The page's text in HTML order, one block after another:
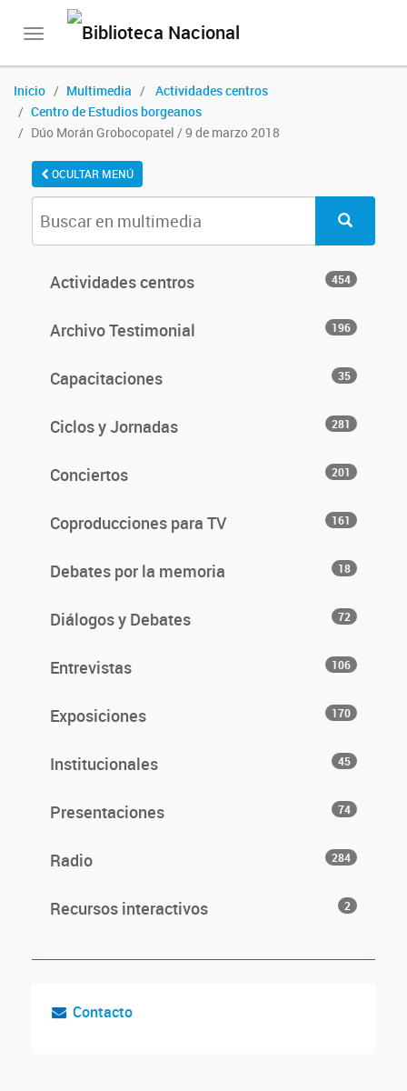
Toggle
Inicio Multimedia
Actividades centros
Centro de Estudios borgeanos
Dúo Morán Grobocopatel / 9 de marzo 2018
OCULTAR MENÚ
Actividades centros 454
Archivo Testimonial 196
Capacitaciones 35
Ciclos y Jornadas 281
Conciertos 201
Coproducciones para TV 161
Debates por la memoria 18
Diálogos y Debates 72
Entrevistas 106
Exposiciones 170
Institucionales 45
Presentaciones 74
Radio 284
Recursos interactivos 2
Contacto